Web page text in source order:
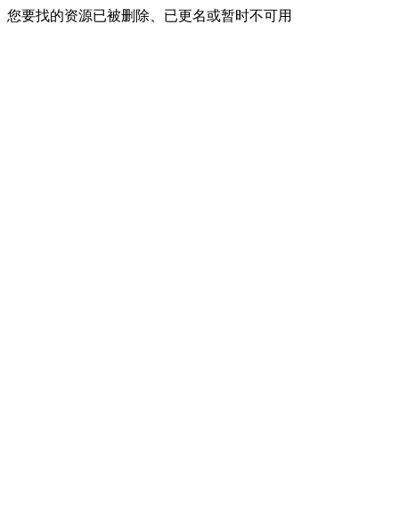
您要找的资源已被删除、已更名或暂时不可用